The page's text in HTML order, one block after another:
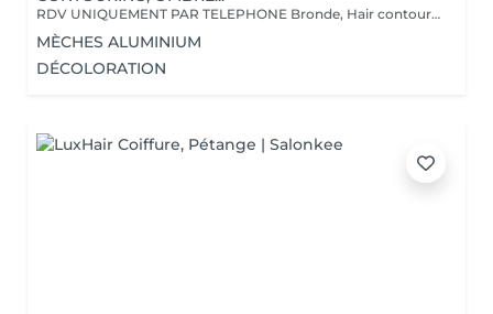
RDV UNIQUEMENT PAR TELEPHONE Bronde, Hair contouring, Ombré ... Inclus Shampoings, soin spécifique. Produits de colorations Davines. L'innovation Plex est inclus dans tout nos produit de décoloration.
MÈCHES ALUMINIUM
DÉCOLORATION